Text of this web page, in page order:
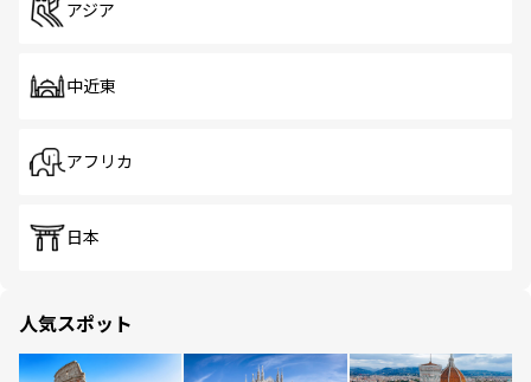
アジア
中近東
アフリカ
日本
人気スポット